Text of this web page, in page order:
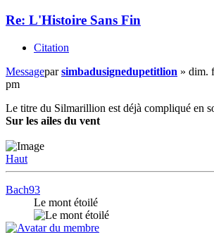
Re: L'Histoire Sans Fin
Citation
Messageparsimbadusignedupetitlion » dim.
pm
Le titre du Silmarillion est déjà compliqué en
Sur les ailes du vent
Haut
Bach93
Le mont étoilé